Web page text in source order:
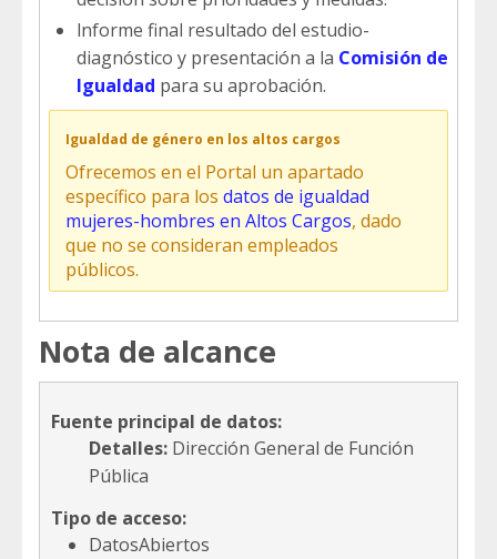
lnforme final resultado del estudio-
diagnóstico y presentación a la Comisión de
lgualdad para su aprobación.
Igualdad de género en los altos cargos
Ofrecemos en el Portal un apartado
específico para los datos de igualdad
mujeres-hombres en Altos Cargos, dado
que no se consideran empleados
públicos.
Nota de alcance
Fuente principal de datos:
Detalles: Dirección General de Función
Pública
Tipo de acceso:
DatosAbiertos